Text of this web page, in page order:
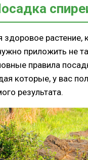
растение,
приложить не
правила
которые, у вас
результата.